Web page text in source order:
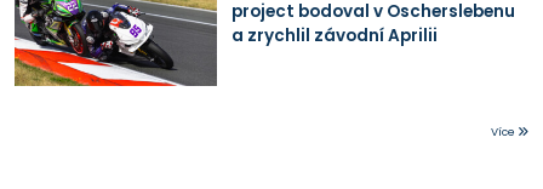
project bodoval v Oscherslebenu
a zrychlil závodní Aprilii
Více